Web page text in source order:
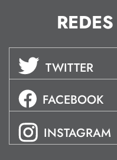
TWITTER
FACEBOOK
INSTAGRAM